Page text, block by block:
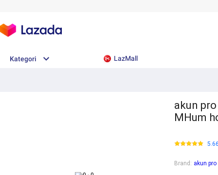
Kategori LazMall
akun
MHum
Brand : akun